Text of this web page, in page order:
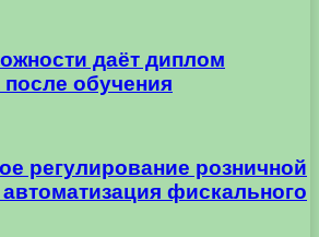
даёт диплом
после обучения
регулирование розничной
фискального